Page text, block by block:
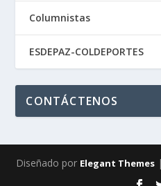
Columnistas
ESDEPAZ-COLDEPORTES
CONTÁCTENOS
Diseñado por Elegant Themes|